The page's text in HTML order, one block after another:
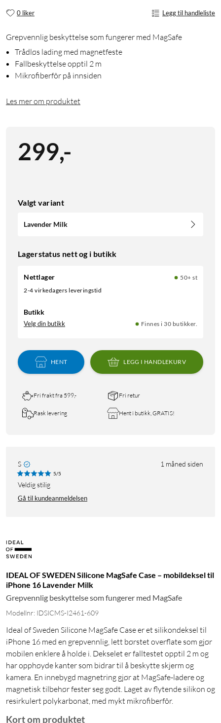
0 liker Legg til handleliste
Grepvennlig beskyttelse som fungerer med MagSafe
Trådløs lading med magnetfeste
Fallbeskyttelse opptil 2 m
Mikrofiberfôr på innsiden
Les mer om produktet
299,-
Valgt variant
Lavender Milk
Lagerstatus nett og i butikk
Nettlager
50+ st
2-4 virkedagers leveringstid
Butikk
Velg din butikk Finnes i 30 butikker.
HENT LEGG I HANDLEKURV
Fri frakt fra 599,- Fri retur
Rask levering Hent i butikk, GRATIS!
S 1 måned siden
5/5
Veldig stilig
Gå til kundeanmeldelsen
IDEAL OF SWEDEN Silicone MagSafe Case – mobildeksel til
iPhone 16 Lavender Milk
Grepvennlig beskyttelse som fungerer med MagSafe
Modellnr: IDSICMS-I2461-609
Ideal of Sweden Silicone MagSafe Case er et silikondeksel til
iPhone 16 med en grepvennlig, lett børstet overflate som gjør
mobilen enklere å holde i. Dekselet er falltestet opptil 2 m og
har opphøyde kanter som bidrar til å beskytte skjerm og
kamera. En innebygd magnetring gjør at MagSafe-ladere og
magnetisk tilbehør fester seg godt. Laget av flytende silikon og
resirkulert polykarbonat, med mykt mikrofiberfôr.
Kort om produktet